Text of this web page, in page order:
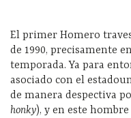
El primer Homero
de 1990, precisamente
temporada. Ya para
asociado con el
de manera despectiva
honky), y en este